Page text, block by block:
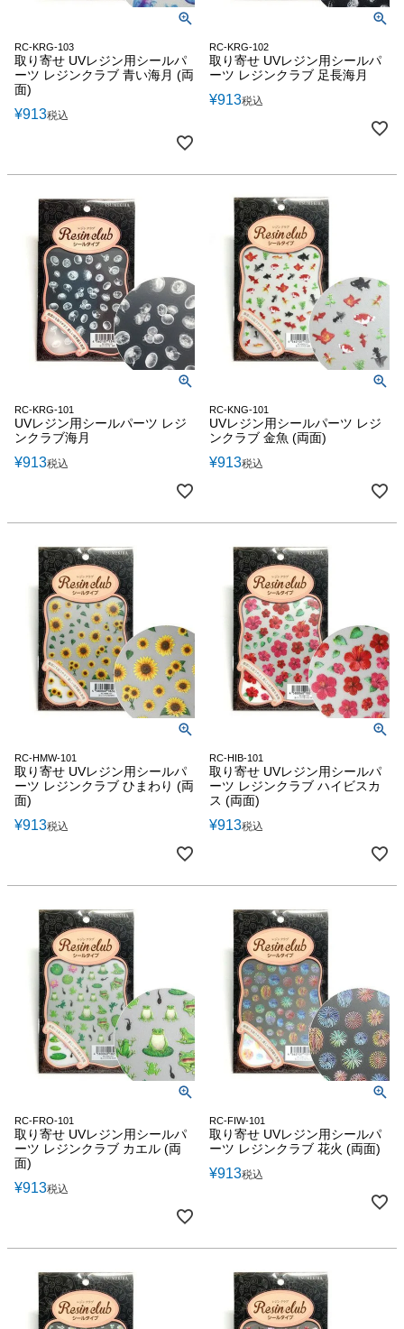
RC-KRG-103
取り寄せ UVレジン用シールパ
ーツ レジンクラブ 青い海月 (両
面)
¥913税込
RC-KRG-102
取り寄せ UVレジン用シールパ
ーツ レジンクラブ 足長海月
¥913税込
RC-KRG-101
UVレジン用シールパーツ レジ
ンクラブ海月
¥913税込
RC-KNG-101
UVレジン用シールパーツ レジ
ンクラブ 金魚 (両面)
¥913税込
RC-HMW-101
取り寄せ UVレジン用シールパ
ーツ レジンクラブ ひまわり (両
面)
¥913税込
RC-HIB-101
取り寄せ UVレジン用シールパ
ーツ レジンクラブ ハイビスカ
ス (両面)
¥913税込
RC-FRO-101
取り寄せ UVレジン用シールパ
ーツ レジンクラブ カエル (両
面)
¥913税込
RC-FIW-101
取り寄せ UVレジン用シールパ
ーツ レジンクラブ 花火 (両面)
¥913税込